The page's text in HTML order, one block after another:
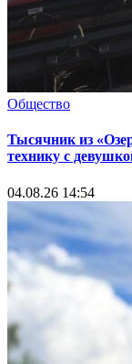
Общество
Тысячник из
технику с
04.08.26 14:54